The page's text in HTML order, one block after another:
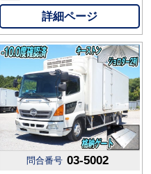
詳細ページ
問合番号 03-5002